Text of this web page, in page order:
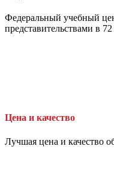
Федеральный учебный
представительствами в
Цена и качество
Лучшая цена и качество